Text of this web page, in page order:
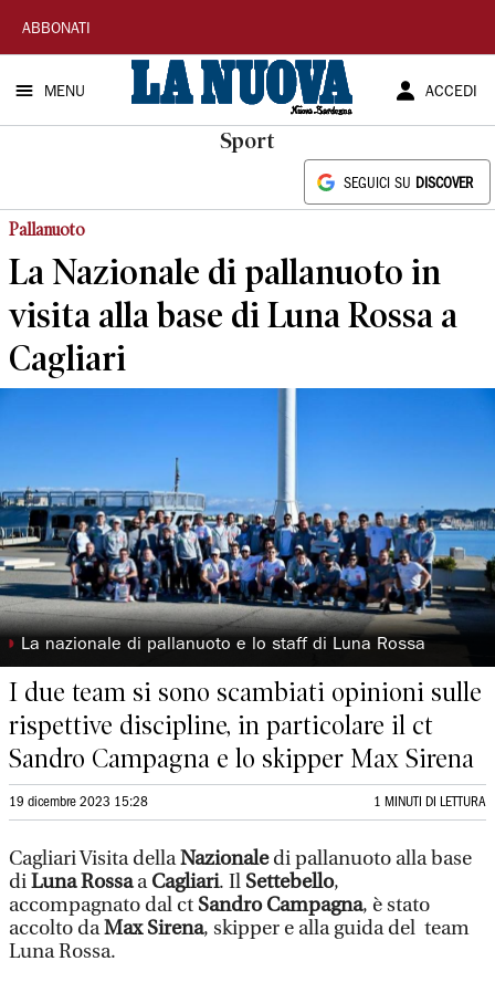
La
Nuova
Sardegna
ABBONATI
MENU ACCEDI
Sport
SEGUICI SU DISCOVER
Pallanuoto
La Nazionale di pallanuoto in
visita alla base di Luna Rossa a
Cagliari
◗ La nazionale di pallanuoto e lo staff di Luna Rossa
I due team si sono scambiati opinioni sulle
rispettive discipline, in particolare il ct
Sandro Campagna e lo skipper Max Sirena
19 dicembre 2023 15:28 1 MINUTI DI LETTURA
Cagliari Visita dellaNazionaledi pallanuoto alla base
diLuna RossaaCagliari. Il Settebello,
accompagnato dal ct Sandro Campagna, è stato
accolto daMax Sirena, skipper e alla guida del team
Luna Rossa.